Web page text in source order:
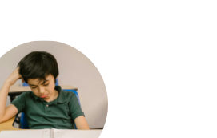
de réussir à l’école, quel